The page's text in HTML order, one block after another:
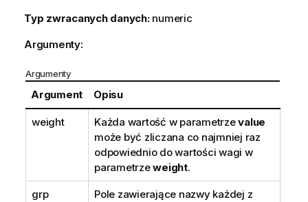
Typ zwracanych danych: numeric
Argumenty:
Argumenty
Argument Opisu
weight Każda wartość w parametrzevalue
może być zliczana co najmniej raz
odpowiednio do wartości wagi w
parametrzeweight.
grp
Pole zawierające nazwy każdej z